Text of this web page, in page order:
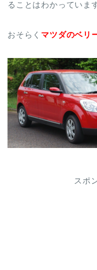
ることはわかっていま
おそらく マツダのベリ
スポ